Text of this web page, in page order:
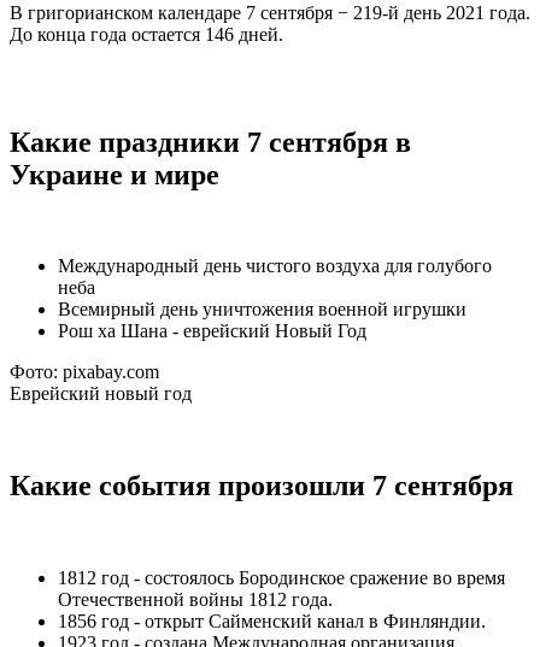
В григорианском календаре 7 сентября − 219-й день 2021 года.
До конца года остается 146 дней.
Какие праздники 7 сентября в
Украине и мире
Международный день чистого воздуха для голубого
неба
Всемирный день уничтожения военной игрушки
Рош ха Шана - еврейский Новый Год
Фото: pixabay.com
Еврейский новый год
Какие события произошли 7 сентября
1812 год - состоялось Бородинское сражение во время
Отечественной войны 1812 года.
1856 год - открыт Сайменский канал в Финляндии.